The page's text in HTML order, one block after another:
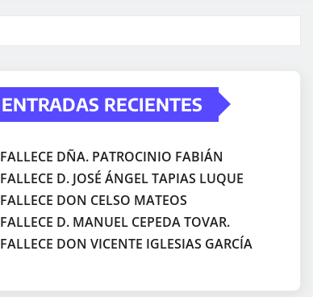
ENTRADAS RECIENTES
FALLECE DÑA. PATROCINIO FABIÁN
FALLECE D. JOSÉ ÁNGEL TAPIAS LUQUE
FALLECE DON CELSO MATEOS
FALLECE D. MANUEL CEPEDA TOVAR.
FALLECE DON VICENTE IGLESIAS GARCÍA